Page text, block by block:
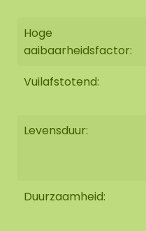
Wilt u een andere
samenstelling of
montageteam?
offerteformulier
Hoge
aaibaarheidsfactor:
Vuilafstotend:
Levensduur:
Duurzaamheid: